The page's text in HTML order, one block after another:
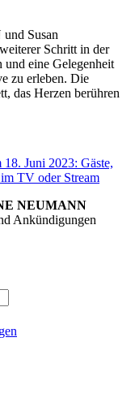
Susan
Schritt in der
eine Gelegenheit
zu erleben. Die
das Herzen berühren
18. Juni 2023: Gäste,
TV oder Stream
NEUMANN
Ankündigungen